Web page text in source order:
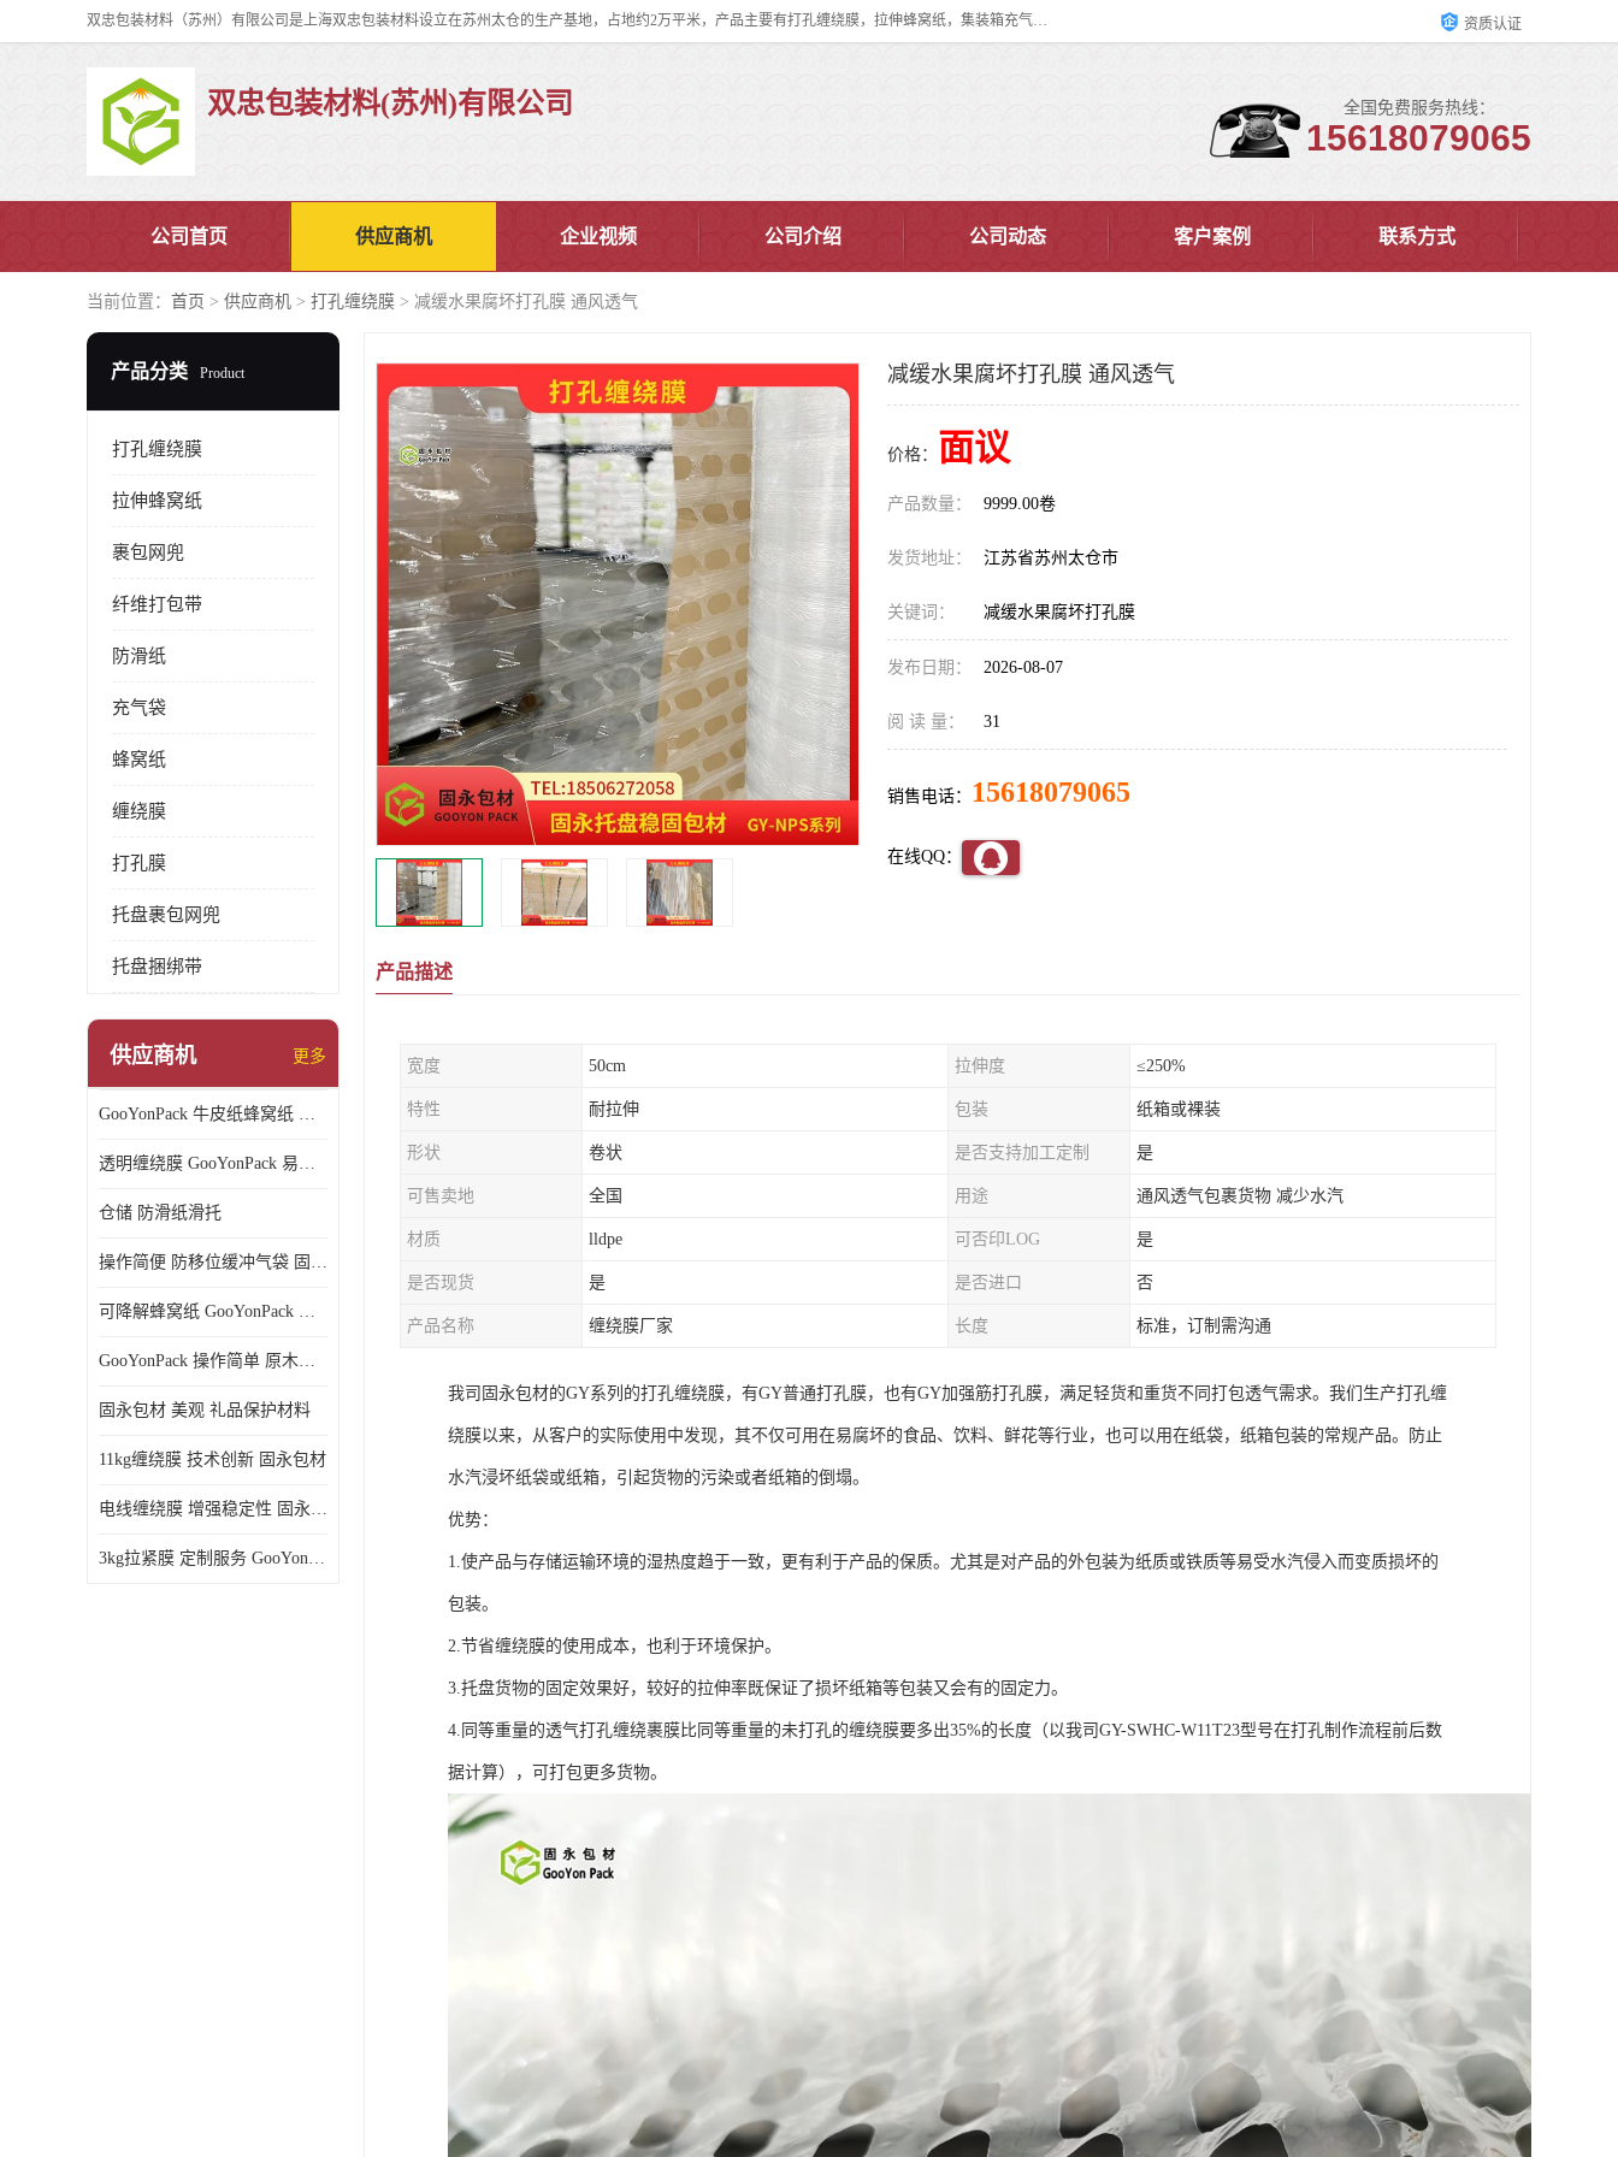
双忠包装材料（苏州）有限公司是上海双忠包装材料设立在苏州太仓的生产基地，占地约2万平米，产品主要有打孔缠绕膜，拉伸蜂窝纸，集装箱充气袋，滑托板，打包带，裹包网兜，防滑纸等箱体和托盘的运输和保护性包材。固永包材®，GooYon Pack®，是我们保护性包装材料的专属品牌。 资质认证
双忠包装材料(苏州)有限公司 全国免费服务热线：
15618079065
公司首页 供应商机 企业视频 公司介绍 公司动态 客户案例 联系方式
当前位置： 首页 > 供应商机 > 打孔缠绕膜 > 减缓水果腐坏打孔膜 通风透气
产品分类 Product
打孔缠绕膜
拉伸蜂窝纸
裹包网兜
纤维打包带
防滑纸
充气袋
蜂窝纸
缠绕膜
打孔膜
托盘裹包网兜
托盘捆绑带
供应商机 更多
GooYonPack 牛皮纸蜂窝纸 循环使用
透明缠绕膜 GooYonPack 易撕扯不残留
仓储 防滑纸滑托
操作简便 防移位缓冲气袋 固永包材
可降解蜂窝纸 GooYonPack 循环使用
GooYonPack 操作简单 原木浆蜂巢网格纸
固永包材 美观 礼品保护材料
11kg缠绕膜 技术创新 固永包材
电线缠绕膜 增强稳定性 固永包材
3kg拉紧膜 定制服务 GooYonPack
减缓水果腐坏打孔膜 通风透气
价格： 面议
产品数量： 9999.00卷
发货地址： 江苏省苏州太仓市
关键词： 减缓水果腐坏打孔膜
发布日期： 2026-08-07
阅 读 量： 31
销售电话： 15618079065
在线QQ：
产品描述
宽度 50cm 拉伸度 ≤250%
特性 耐拉伸 包装 纸箱或裸装
形状 卷状 是否支持加工定制 是
可售卖地 全国 用途 通风透气包裹货物 减少水汽
材质 lldpe 可否印LOG 是
是否现货 是 是否进口 否
产品名称 缠绕膜厂家 长度 标准，订制需沟通
我司固永包材的GY系列的打孔缠绕膜，有GY普通打孔膜，也有GY加强筋打孔膜，满足轻货和重货不同打包透气需求。我们生产打孔缠
绕膜以来，从客户的实际使用中发现，其不仅可用在易腐坏的食品、饮料、鲜花等行业，也可以用在纸袋，纸箱包装的常规产品。防止
水汽浸坏纸袋或纸箱，引起货物的污染或者纸箱的倒塌。
优势：
1.使产品与存储运输环境的湿热度趋于一致，更有利于产品的保质。尤其是对产品的外包装为纸质或铁质等易受水汽侵入而变质损坏的
包装。
2.节省缠绕膜的使用成本，也利于环境保护。
3.托盘货物的固定效果好，较好的拉伸率既保证了损坏纸箱等包装又会有的固定力。
4.同等重量的透气打孔缠绕裹膜比同等重量的未打孔的缠绕膜要多出35%的长度（以我司GY-SWHC-W11T23型号在打孔制作流程前后数
据计算），可打包更多货物。